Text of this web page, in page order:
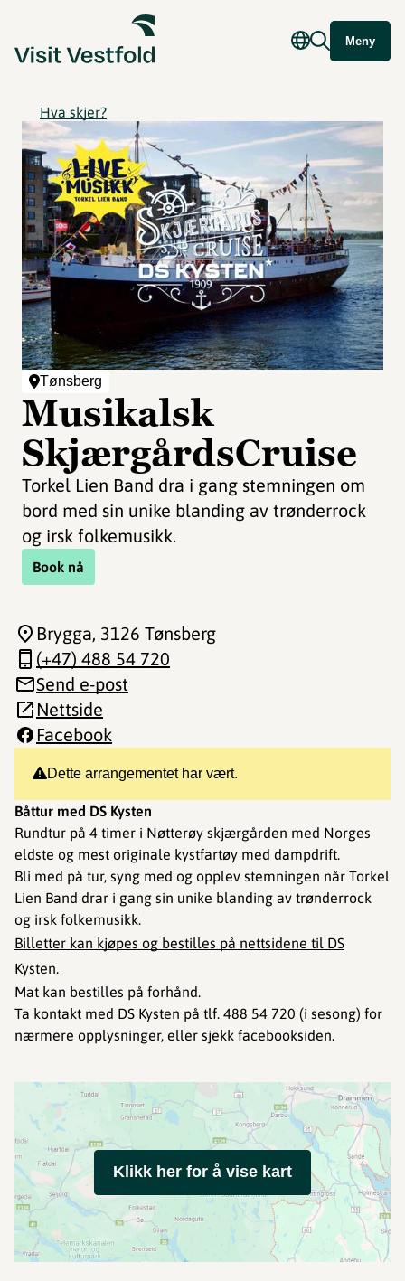
Meny
Hva skjer?
Tønsberg
Musikalsk
SkjærgårdsCruise
Torkel Lien Band dra i gang stemningen om
bord med sin unike blanding av trønderrock
og irsk folkemusikk.
Book nå
Dette arrangementet har vært.
Båttur med DS Kysten
Rundtur på 4 timer i Nøtterøy skjærgården med Norges
eldste og mest originale kystfartøy med dampdrift.​​​​​​
Bli med på tur, syng med og opplev stemningen når Torkel
Lien Band drar i gang sin unike blanding av trønderrock
og irsk folkemusikk.
Billetter kan kjøpes og bestilles på nettsidene til DS
Kysten.
Mat kan bestilles på forhånd.
Ta kontakt med DS Kysten på tlf. 488 54 720 (i sesong) for
nærmere opplysninger, eller sjekk facebooksiden.
Brygga, 3126 Tønsberg
(+47) 488 54 720
Send e-post
Nettside
Facebook
Klikk her for å vise kart